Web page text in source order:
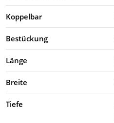
Koppelbar
Bestückung
Länge
Breite
Tiefe